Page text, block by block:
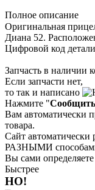
Полное описание
Оригинальная
Диана 52.
Цифровой код
Запчасть в наличии
Если запчасти нет,
то так и написано
Нажмите "Сообщить
Вам автоматически
товара.
Сайт автоматически
РАЗНЫМИ
Вы сами
Быстрее
НО!